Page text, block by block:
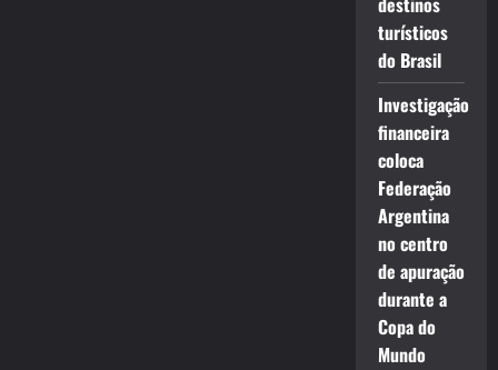
turísticos
do Brasil
Investigação
financeira
coloca
Federação
Argentina
no centro
de apuração
durante a
Copa do
Mundo